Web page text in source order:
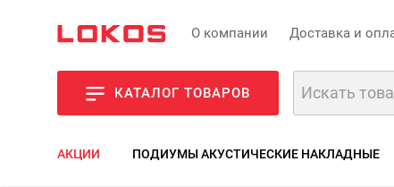
О компании Доставка и
КАТАЛОГ ТОВАРОВ
АКЦИИ ПОДИУМЫ АКУСТИЧЕСКИЕ НАКЛАДНЫЕ